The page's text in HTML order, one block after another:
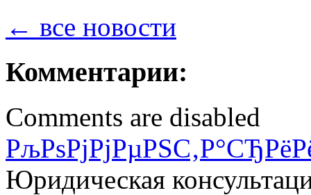
← все новости
Комментарии:
Comments are disabled
Юридическая